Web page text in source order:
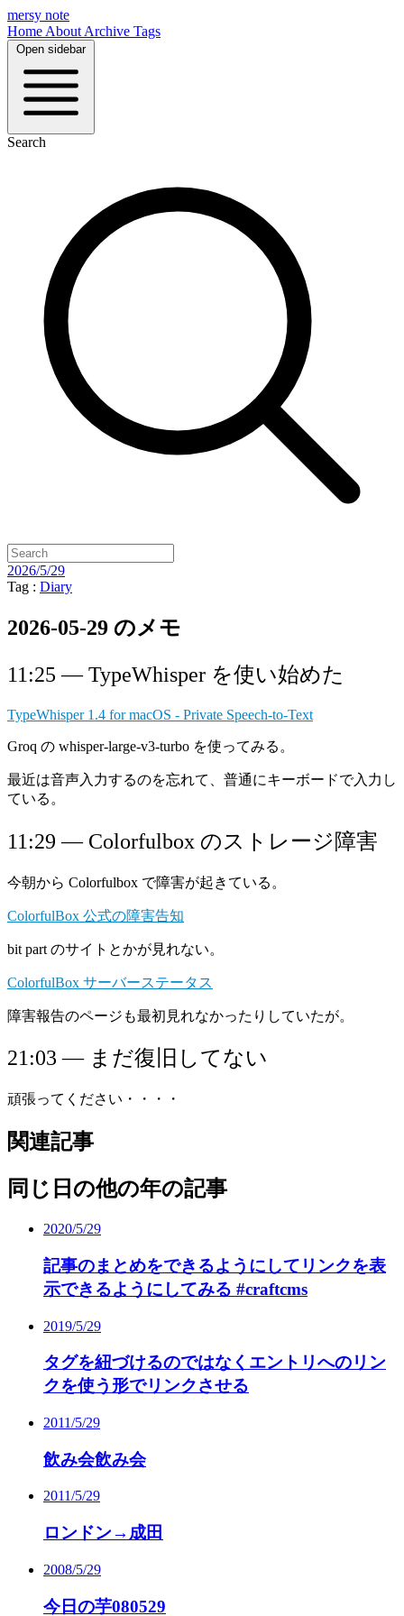
mersy note
Home About Archive Tags
Open sidebar
Search
2026/5/29
Tag : Diary
2026-05-29 のメモ
11:25 — TypeWhisper を使い始めた
TypeWhisper 1.4 for macOS - Private Speech-to-Text
Groq の whisper-large-v3-turbo を使ってみる。
最近は音声入力するのを忘れて、普通にキーボードで入力し
ている。
11:29 — Colorfulbox のストレージ障害
今朝から Colorfulbox で障害が起きている。
ColorfulBox 公式の障害告知
bit part のサイトとかが見れない。
ColorfulBox サーバーステータス
障害報告のページも最初見れなかったりしていたが。
21:03 — まだ復旧してない
頑張ってください・・・・
関連記事
同じ日の他の年の記事
2020/5/29
記事のまとめをできるようにしてリンクを表
示できるようにしてみる #craftcms
2019/5/29
タグを紐づけるのではなくエントリへのリン
クを使う形でリンクさせる
2011/5/29
飲み会飲み会
2011/5/29
ロンドン→成田
2008/5/29
今日の芋080529